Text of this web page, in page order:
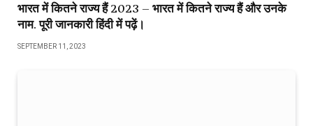
भारत में कितने राज्य हैं 2023 – भारत में कितने राज्य हैं और उनके
नाम. पूरी जानकारी हिंदी में पढ़ें।
SEPTEMBER 11, 2023